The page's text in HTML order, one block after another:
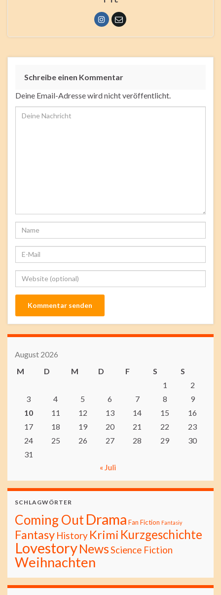
Schreibe einen Kommentar
Deine Email-Adresse wird nicht veröffentlicht.
August 2026
M
D M D F S
S
1
2
3
4 5 6 7 8
9
10
11 12 13 14 15
16
17
18 19 20 21 22
23
24
25 26 27 28 29
30
31
« Juli
SCHLAGWÖRTER
Coming OutDrama Fan Fiction Fantasiy
Fantasy History Krimi Kurzgeschichte
LovestoryNewsScience Fiction
Weihnachten